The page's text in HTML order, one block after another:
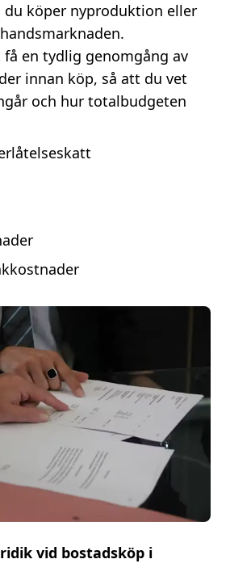
du köper nyproduktion eller
en tydlig genomgång av
innan köp, så att du vet
och hur totalbudgeten
vid bostadsköp i